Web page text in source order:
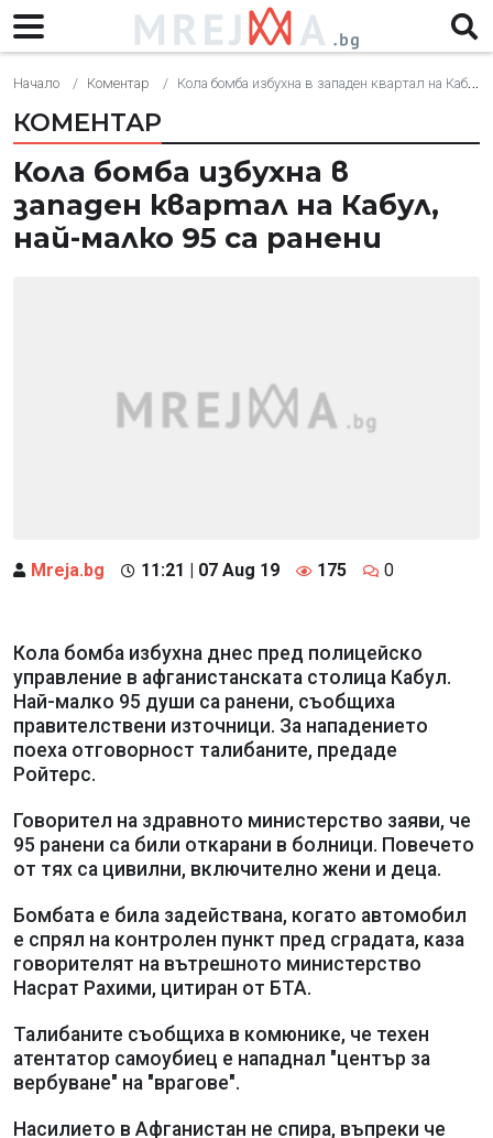
Начало Коментар Кола бомба избухна в западен квартал на Кабул, най-малко 95 са ранени
КОМЕНТАР
Кола бомба избухна в
западен квартал на Кабул,
най-малко 95 са ранени
Mreja.bg 11:21 | 07 Aug 19 175 0
Кола бомба избухна днес пред полицейско
управление в афганистанската столица Кабул.
Най-малко 95 души са ранени, съобщиха
правителствени източници. За нападението
поеха отговорност талибаните, предаде
Ройтерс.
Говорител на здравното министерство заяви, че
95 ранени са били откарани в болници. Повечето
от тях са цивилни, включително жени и деца.
Бомбата е била задействана, когато автомобил
е спрял на контролен пункт пред сградата, каза
говорителят на вътрешното министерство
Насрат Рахими, цитиран от БТА.
Талибаните съобщиха в комюнике, че техен
атентатор самоубиец е нападнал "център за
вербуване" на "врагове".
Насилието в Афганистан не спира, въпреки че